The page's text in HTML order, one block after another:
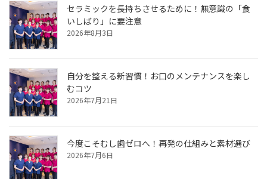
ー
ジ
送
り
セラミックを長持ちさせるために！無意識の「食
いしばり」に要注意
2026年8月3日
自分を整える新習慣！お口のメンテナンスを楽し
むコツ
2026年7月21日
今度こそむし歯ゼロへ！再発の仕組みと素材選び
2026年7月6日